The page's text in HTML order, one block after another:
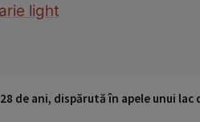
light
de ani, dispărută în apele unui